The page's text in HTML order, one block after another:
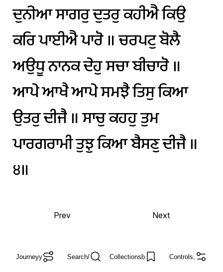
ਦੁਨੀਆਸਾਗਰੁਦੁਤਰੁਕਹੀਐਕਿਉ
ਕਰਿਪਾਈਐਪਾਰੋ॥ਚਰਪਟੁਬੋਲੈ
ਅਉਧੂਨਾਨਕਦੇਹੁਸਚਾਬੀਚਾਰੋ॥
ਆਪੇਆਖੈਆਪੇਸਮਝੈਤਿਸੁਕਿਆ
ਉਤਰੁਦੀਜੈ॥ਸਾਚੁਕਹਹੁਤੁਮ
ਪਾਰਗਰਾਮੀਤੁਝੁਕਿਆਬੈਸਣੁਦੀਜੈ॥
੪॥
Prev Next
Journeyy Search/ Collectionsb Controls